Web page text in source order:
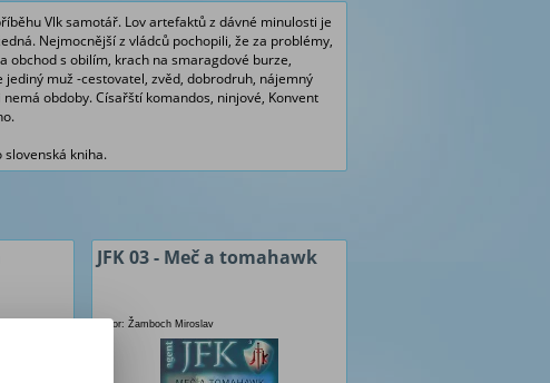
Vlk samotář. Lov artefaktů z dávné minulosti je
Nejmocnější z vládců pochopili, že za problémy,
s obilím, krach na smaragdové burze,
muž -cestovatel, zvěd, dobrodruh, nájemný
obdoby. Císařští komandos, ninjové, Konvent
slovenská kniha.
JFK 03 - Meč a tomahawk
Autor: Žamboch Miroslav